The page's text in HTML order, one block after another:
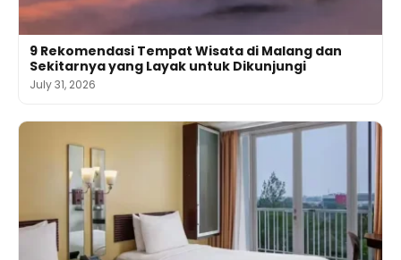
9 Rekomendasi Tempat Wisata di Malang dan
Sekitarnya yang Layak untuk Dikunjungi
July 31, 2026